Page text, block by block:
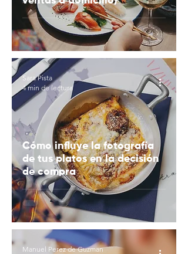
Cómo influye la fotografía
de tus platos en la decisión
de compra
Sara Pista
4 min de lectura
Manuel Perez de Guzman